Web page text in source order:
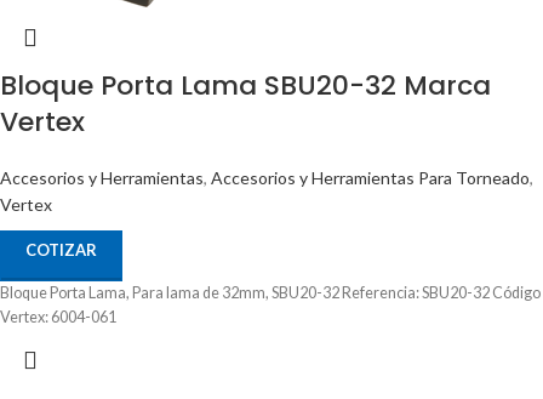
Bloque Porta Lama SBU20-32 Marca
Vertex
Accesorios y Herramientas, Accesorios y Herramientas Para Torneado,
Vertex
COTIZAR
Bloque Porta Lama, Para lama de 32mm, SBU20-32 Referencia: SBU20-32 Código
Vertex: 6004-061